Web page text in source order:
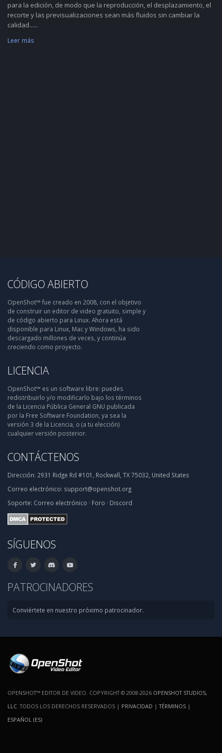
para la edición, de modo que la reproducción, el desplazamiento, el
recorte y las previsualizaciones sean más fluidos sin cambiar la
calidad......
Leer más
CÓDIGO ABIERTO
OpenShot™ fue creado en 2008, con el objetivo
de construir un editor de video gratuito, simple y
de código abierto para Linux. Ahora está
disponible para Linux, Mac y Windows, ha sido
descargado millones de veces, y continúa
creciendo como proyecto.
LICENCIA
OpenShot™ es un software libre: puedes
redistribuirlo y/o modificarlo bajo los términos
de la Licencia Pública General GNU publicada
por la Free Software Foundation, ya sea la
versión 3 de la Licencia, o (a tu elección)
cualquier versión posterior.
CONTÁCTENOS
Dirección: 2931 Ridge Rd #101, Rockwall, TX 75032, United States
Correo electrónico: support@openshot.org
Soporte: Correo electrónico · Foro · Discord
SÍGUENOS
PATROCINADORES
Conviértete en nuestro próximo patrocinador.
OPENSHOT™ EDITOR DE VIDEO. COPYRIGHT © 2008-2026 OPENSHOT STUDIOS,
LLC . TODOS LOS DERECHOS RESERVADOS | PRIVACIDAD |TÉRMINOS |
ESPAÑOL (ES)